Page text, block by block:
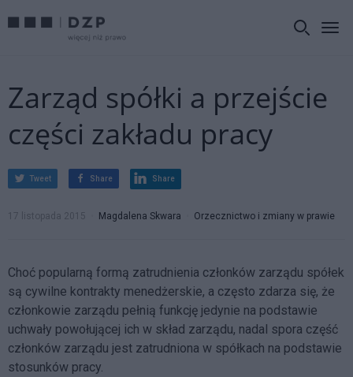
Zarząd spółki a przejście
części zakładu pracy
Tweet Share Share
17 listopada 2015 Magdalena Skwara Orzecznictwo i zmiany w prawie
Choć popularną formą zatrudnienia członków zarządu spółek
są cywilne kontrakty menedżerskie, a często zdarza się, że
członkowie zarządu pełnią funkcję jedynie na podstawie
uchwały powołującej ich w skład zarządu, nadal spora część
członków zarządu jest zatrudniona w spółkach na podstawie
stosunków pracy.